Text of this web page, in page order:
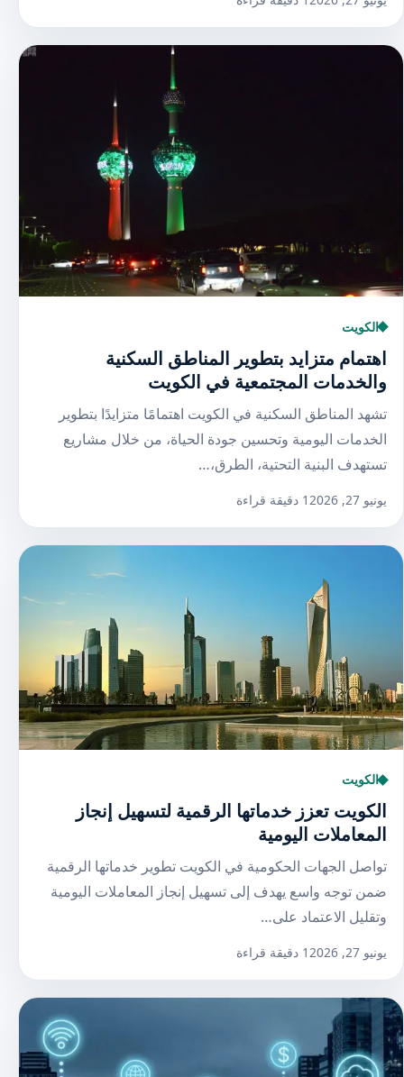
الكويت
اهتمام متزايد بتطوير المناطق السكنية
والخدمات المجتمعية في الكويت
تشهد المناطق السكنية في الكويت اهتمامًا متزايدًا بتطوير
الخدمات اليومية وتحسين جودة الحياة، من خلال مشاريع
تستهدف البنية التحتية، الطرق،…
يونيو 27, 2026 1 دقيقة قراءة
الكويت
الكويت تعزز خدماتها الرقمية لتسهيل إنجاز
المعاملات اليومية
تواصل الجهات الحكومية في الكويت تطوير خدماتها الرقمية
ضمن توجه واسع يهدف إلى تسهيل إنجاز المعاملات اليومية
وتقليل الاعتماد على…
يونيو 27, 2026 1 دقيقة قراءة